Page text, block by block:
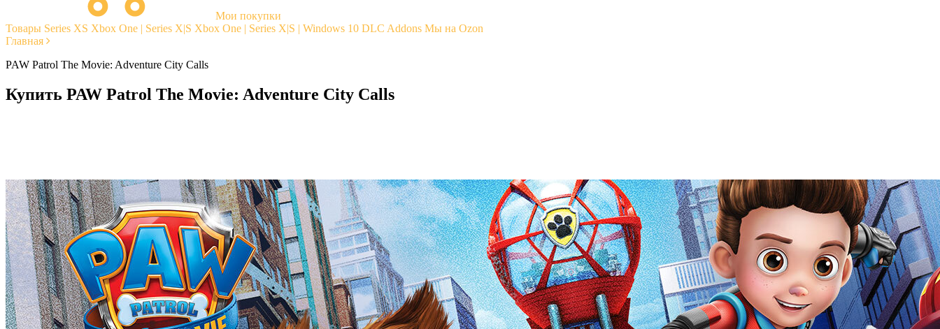
Мои покупки
Товары Series XS Xbox One | Series X|S Xbox One | Series X|S | Windows 10 DLC Addons Мы на Ozon
Главная
PAW Patrol The Movie: Adventure City Calls
Купить PAW Patrol The Movie: Adventure City Calls